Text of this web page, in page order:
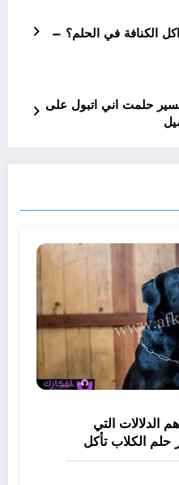
الكنافة في الحلم؟ –
حلمت اني اتبول على
التي
الكلاب تأكل